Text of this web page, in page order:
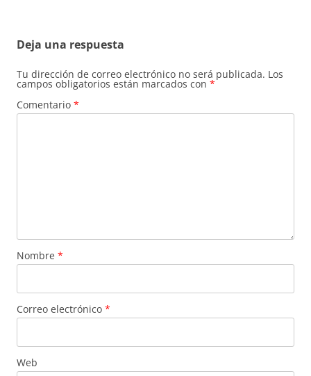
Deja una respuesta
Tu dirección de correo electrónico no será publicada. Los
campos obligatorios están marcados con *
Comentario *
Nombre *
Correo electrónico *
Web